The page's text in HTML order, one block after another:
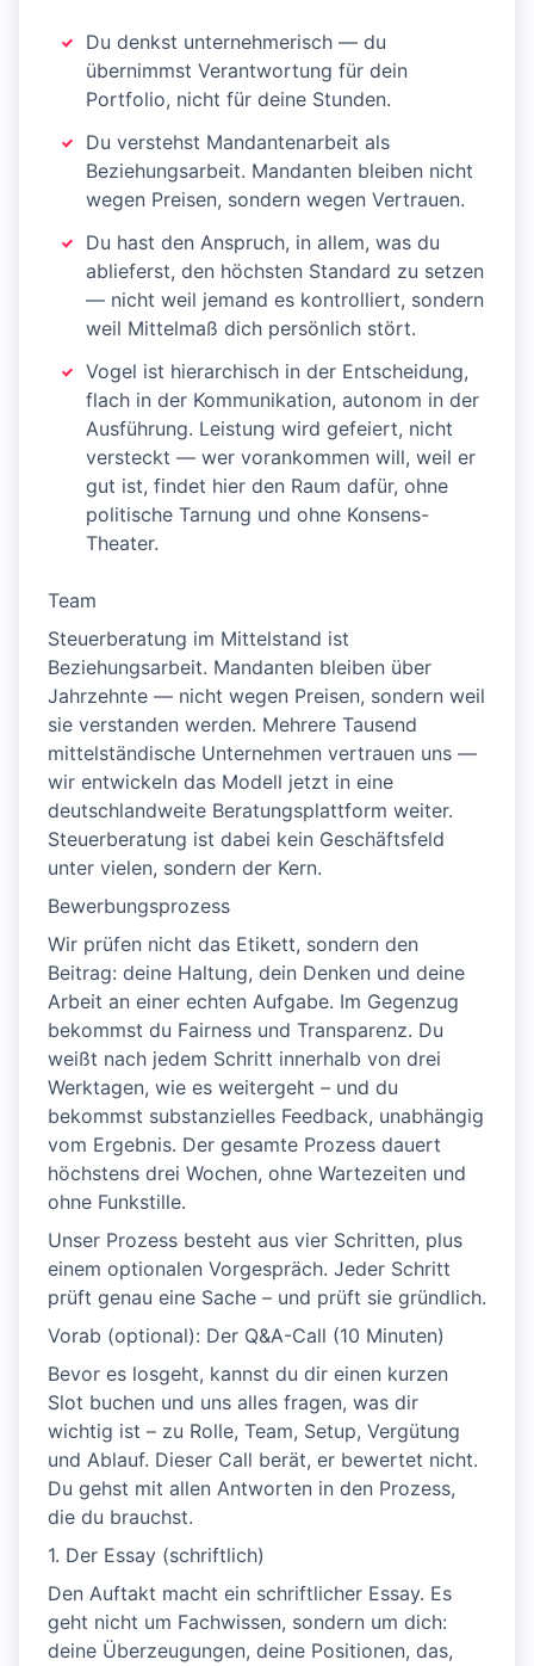
Du denkst unternehmerisch — du
übernimmst Verantwortung für dein
Portfolio, nicht für deine Stunden.
Du verstehst Mandantenarbeit als
Beziehungsarbeit. Mandanten bleiben nicht
wegen Preisen, sondern wegen Vertrauen.
Du hast den Anspruch, in allem, was du
ablieferst, den höchsten Standard zu setzen
— nicht weil jemand es kontrolliert, sondern
weil Mittelmaß dich persönlich stört.
Vogel ist hierarchisch in der Entscheidung,
flach in der Kommunikation, autonom in der
Ausführung. Leistung wird gefeiert, nicht
versteckt — wer vorankommen will, weil er
gut ist, findet hier den Raum dafür, ohne
politische Tarnung und ohne Konsens-
Theater.
Team
Steuerberatung im Mittelstand ist
Beziehungsarbeit. Mandanten bleiben über
Jahrzehnte — nicht wegen Preisen, sondern weil
sie verstanden werden. Mehrere Tausend
mittelständische Unternehmen vertrauen uns —
wir entwickeln das Modell jetzt in eine
deutschlandweite Beratungsplattform weiter.
Steuerberatung ist dabei kein Geschäftsfeld
unter vielen, sondern der Kern.
Bewerbungsprozess
Wir prüfen nicht das Etikett, sondern den
Beitrag: deine Haltung, dein Denken und deine
Arbeit an einer echten Aufgabe. Im Gegenzug
bekommst du Fairness und Transparenz. Du
weißt nach jedem Schritt innerhalb von drei
Werktagen, wie es weitergeht – und du
bekommst substanzielles Feedback, unabhängig
vom Ergebnis. Der gesamte Prozess dauert
höchstens drei Wochen, ohne Wartezeiten und
ohne Funkstille.
Unser Prozess besteht aus vier Schritten, plus
einem optionalen Vorgespräch. Jeder Schritt
prüft genau eine Sache – und prüft sie gründlich.
Vorab (optional): Der Q&A-Call (10 Minuten)
Bevor es losgeht, kannst du dir einen kurzen
Slot buchen und uns alles fragen, was dir
wichtig ist – zu Rolle, Team, Setup, Vergütung
und Ablauf. Dieser Call berät, er bewertet nicht.
Du gehst mit allen Antworten in den Prozess,
die du brauchst.
1. Der Essay (schriftlich)
Den Auftakt macht ein schriftlicher Essay. Es
geht nicht um Fachwissen, sondern um dich:
deine Überzeugungen, deine Positionen, das,